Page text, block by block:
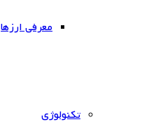
معرفی ارزها
‌تکنولوژی